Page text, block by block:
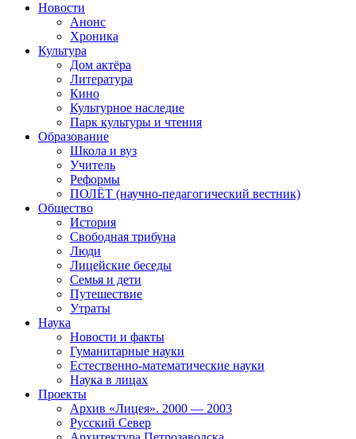
Новости
Анонс
Хроника
Культура
Дом актёра
Литература
Кино
Культурное наследие
Парк культуры и чтения
Образование
Школа и вуз
Учитель
Реформы
ПОЛЁТ (научно-педагогический вестник)
Общество
История
Свободная трибуна
Люди
Лицейские беседы
Семья и дети
Путешествие
Утраты
Наука
Новости и факты
Гуманитарные науки
Естественно-математические науки
Наука в лицах
Проекты
Архив «Лицея». 2000 — 2003
Русский Север